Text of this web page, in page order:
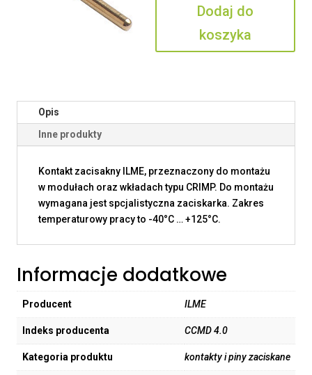
Dodaj do
koszyka
Opis
Inne produkty
Kontakt zacisakny ILME, przeznaczony do montażu
w modułach oraz wkładach typu CRIMP. Do montażu
wymagana jest spcjalistyczna zaciskarka. Zakres
temperaturowy pracy to -40°C … +125°C.
Informacje dodatkowe
Producent ILME
Indeks producenta CCMD 4.0
Kategoria produktu kontakty i piny zaciskane